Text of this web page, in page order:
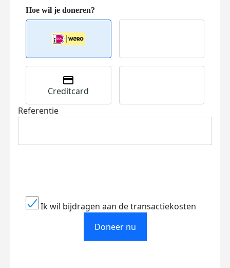
Creditcard
Referentie
Ik wil bijdragen aan de transactiekosten
Doneer nu